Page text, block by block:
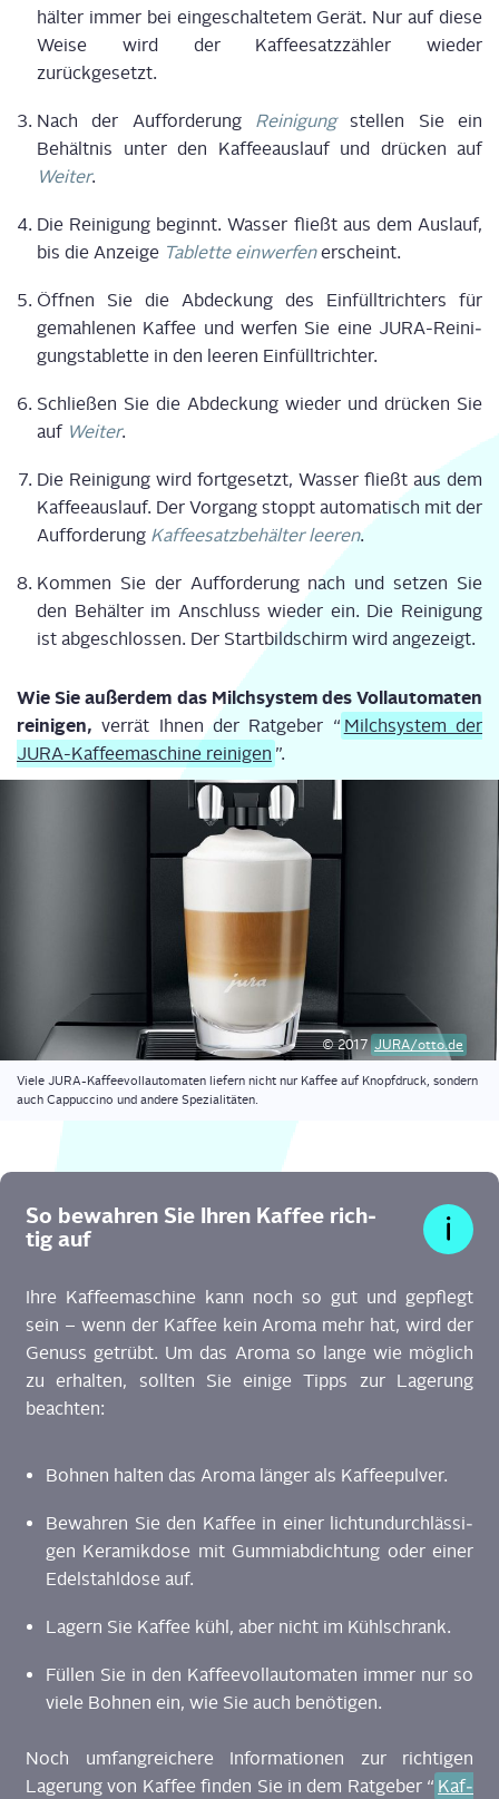
häl­ter immer bei ein­ge­schal­te­tem Gerät. Nur auf die­se
Wei­se wird der Kaf­fee­satz­zäh­ler wie­der
zurückgesetzt.
Nach der Auf­for­de­rung Rei­ni­gungstel­len Sie ein
Behält­nis unter den Kaf­fee­aus­lauf und drü­cken auf
Wei­ter.
Die Rei­ni­gung beginnt. Was­ser fließt aus dem Aus­lauf,
bis die Anzei­ge Tablet­te ein­wer­fenerscheint.
Öff­nen Sie die Abde­ckung des Ein­füll­trich­ters für
gemah­le­nen Kaf­fee und wer­fen Sie eine JURA-Rei­ni­
gungs­ta­blet­te in den lee­ren Einfülltrichter.
Schlie­ßen Sie die Abde­ckung wie­der und drü­cken Sie
auf Wei­ter.
Die Rei­ni­gung wird fort­ge­setzt, Was­ser fließt aus dem
Kaf­fee­aus­lauf. Der Vor­gang stoppt auto­ma­tisch mit der
Auf­for­de­rung Kaf­fee­satz­be­häl­ter lee­ren.
Kom­men Sie der Auf­for­de­rung nach und set­zen Sie
den Behäl­ter im Anschluss wie­der ein. Die Rei­ni­gung
ist abge­schlos­sen. Der Start­bild­schirm wird angezeigt.
Wie Sie außer­dem das Milch­sys­tem des Voll­au­to­ma­ten
rei­ni­gen, ver­rät Ihnen der Rat­ge­ber “ Milch­sys­tem der
JURA-Kaf­fee­ma­schi­ne rei­ni­gen ”.
© 2017 JURA/otto.de
Vie­le JURA-Kaf­fee­voll­au­to­ma­ten lie­fern nicht nur Kaf­fee auf Knopf­druck, son­dern
auch Cap­puc­ci­no und ande­re Spezialitäten.
So bewah­ren Sie Ihren Kaf­fee rich­
tig auf
Ihre Kaf­fee­ma­schi­ne kann noch so gut und gepflegt
sein – wenn der Kaf­fee kein Aro­ma mehr hat, wird der
Genuss getrübt. Um das Aro­ma so lan­ge wie mög­lich
zu erhal­ten, soll­ten Sie eini­ge Tipps zur Lage­rung
beachten:
Boh­nen hal­ten das Aro­ma län­ger als Kaffeepulver.
Bewah­ren Sie den Kaf­fee in einer licht­un­durch­läs­si­
gen Kera­mik­do­se mit Gum­mi­ab­dich­tung oder einer
Edel­stahl­do­se auf.
Lagern Sie Kaf­fee kühl, aber nicht im Kühlschrank.
Fül­len Sie in den Kaf­fee­voll­au­to­ma­ten immer nur so
vie­le Boh­nen ein, wie Sie auch benötigen.
Noch umfang­rei­che­re Infor­ma­tio­nen zur rich­ti­gen
Lage­rung von Kaf­fee fin­den Sie in dem Rat­ge­ber “ Kaf­